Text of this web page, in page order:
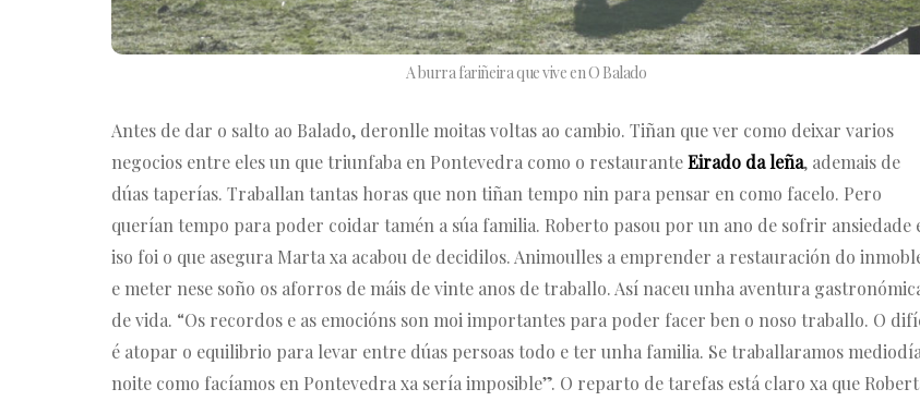
A burra fariñeira que vive en O Balado
Antes de dar o salto ao Balado, deronlle moitas voltas ao cambio. Tiñan que ver como deixar varios
negocios entre eles un que triunfaba en Pontevedra como o restauranteEirado da leña, ademais de
dúas taperías. Traballan tantas horas que non tiñan tempo nin para pensar en como facelo. Pero
querían tempo para poder coidar tamén a súa familia. Roberto pasou por un ano de sofrir ansiedade
iso foi o que asegura Marta xa acabou de decidilos. Animoulles a emprender a restauración do
e meter nese soño os aforros de máis de vinte anos de traballo. Así naceu unha aventura
de vida. “Os recordos e as emocións son moi importantes para poder facer ben o noso traballo. O
é atopar o equilibrio para levar entre dúas persoas todo e ter unha familia. Se traballaramos
noite como facíamos en Pontevedra xa sería imposible”. O reparto de tarefas está claro xa que